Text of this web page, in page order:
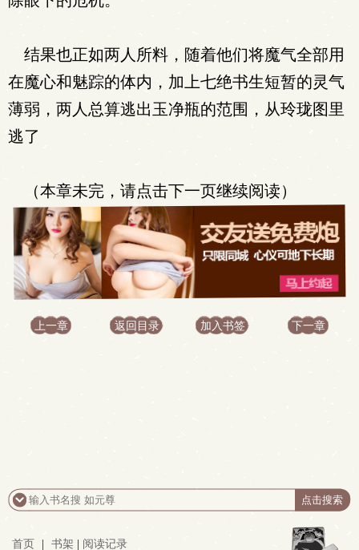
结果也正如两人所料，随着他们将魔气全部用
在魔心和魅踪的体内，加上七绝书生短暂的灵气
薄弱，两人总算逃出玉净瓶的范围，从玲珑图里
逃了
（本章未完，请点击下一页继续阅读）
上一章 返回目录 加入书签 下一章
首页 书架 阅读记录